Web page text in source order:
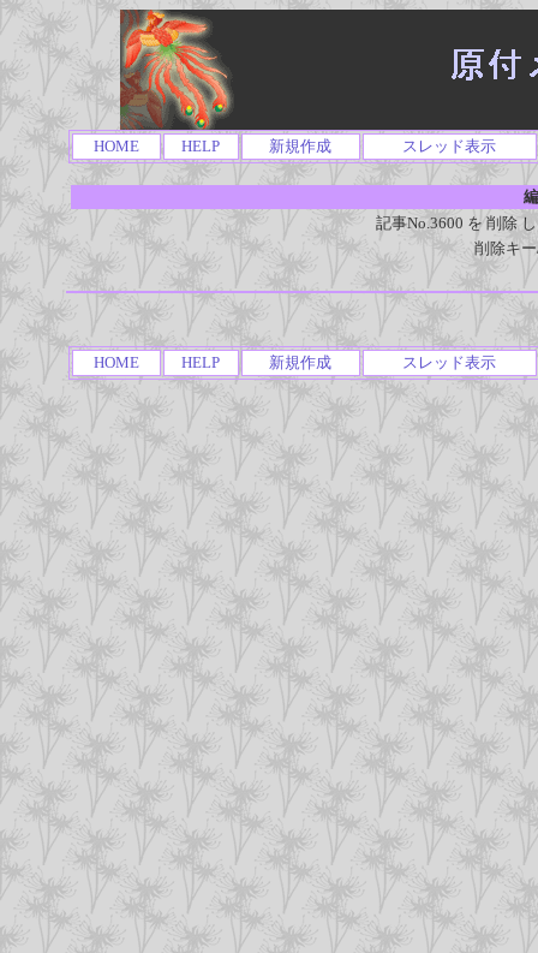
HOME HELP 新規作成 スレッド表示
記事No.3600 を 削除
削除キ
HOME HELP 新規作成 スレッド表示